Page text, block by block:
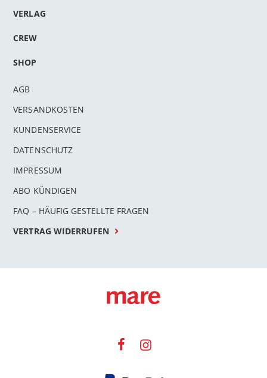
VERLAG
CREW
SHOP
AGB
VERSANDKOSTEN
KUNDENSERVICE
DATENSCHUTZ
IMPRESSUM
ABO KÜNDIGEN
FAQ – HÄUFIG GESTELLTE FRAGEN
VERTRAG WIDERRUFEN